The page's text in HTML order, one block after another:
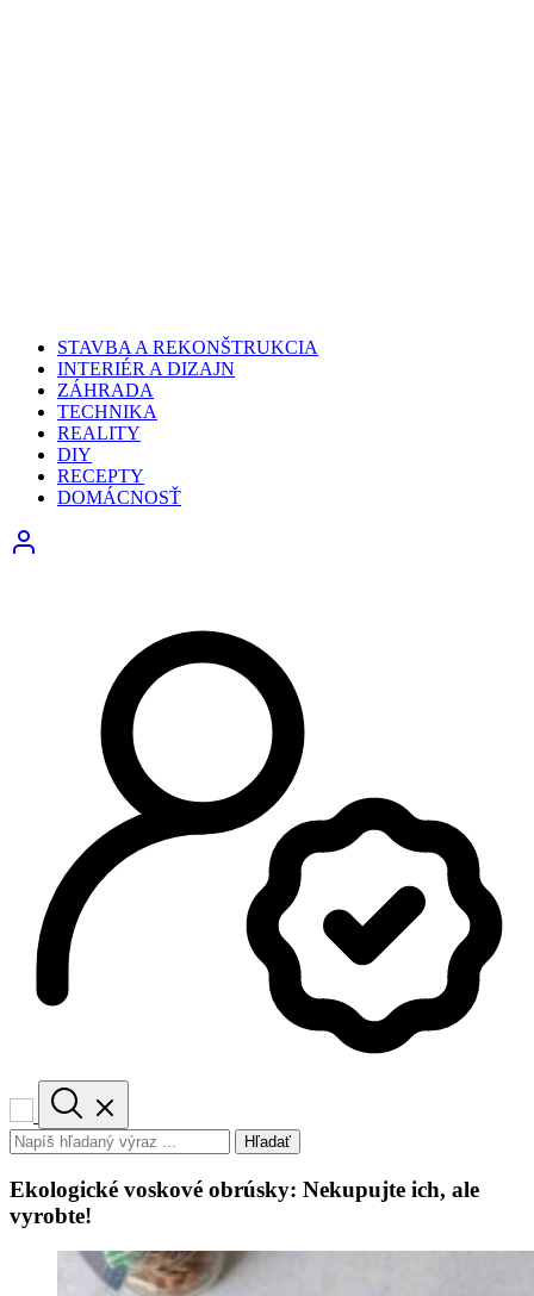
STAVBA A REKONŠTRUKCIA
INTERIÉR A DIZAJN
ZÁHRADA
TECHNIKA
REALITY
DIY
RECEPTY
DOMÁCNOSŤ
Hľadať
Ekologické voskové obrúsky: Nekupujte ich, ale
vyrobte!